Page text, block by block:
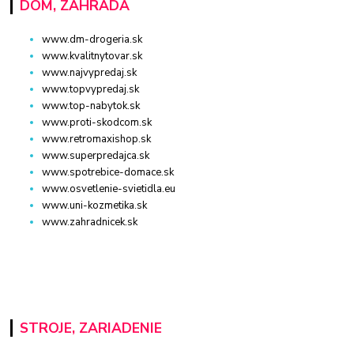
DOM, ZÁHRADA
www.dm-drogeria.sk
www.kvalitnytovar.sk
www.najvypredaj.sk
www.topvypredaj.sk
www.top-nabytok.sk
www.proti-skodcom.sk
www.retromaxishop.sk
www.superpredajca.sk
www.spotrebice-domace.sk
www.osvetlenie-svietidla.eu
www.uni-kozmetika.sk
www.zahradnicek.sk
STROJE, ZARIADENIE